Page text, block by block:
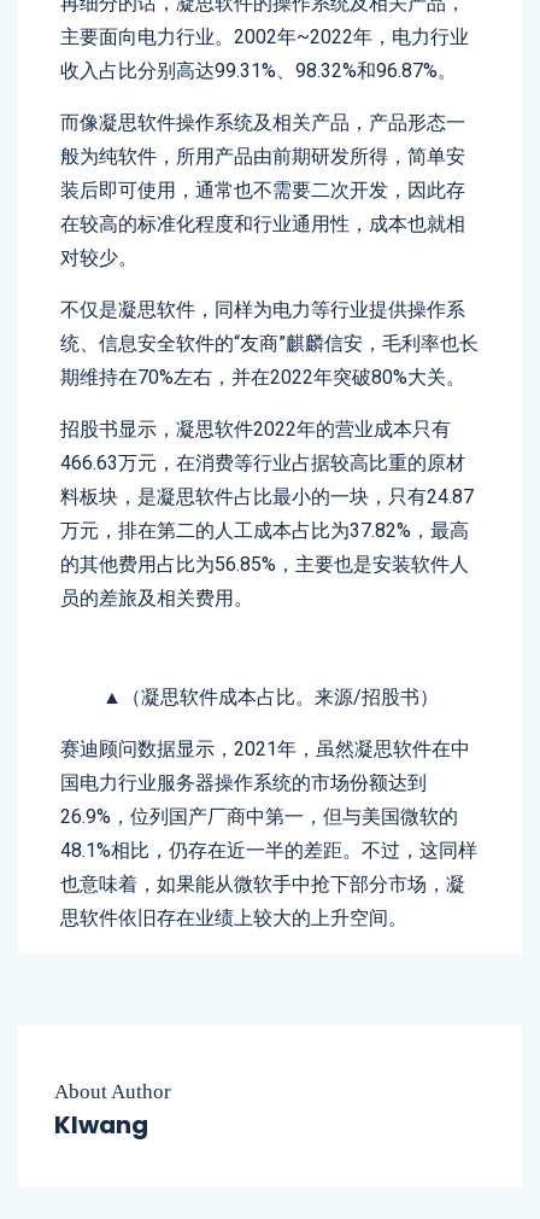
主要面向电力行业。2002年~2022年，电力行业
收入占比分别高达99.31%、98.32%和96.87%。
而像凝思软件操作系统及相关产品，产品形态一
般为纯软件，所用产品由前期研发所得，简单安
装后即可使用，通常也不需要二次开发，因此存
在较高的标准化程度和行业通用性，成本也就相
对较少。
不仅是凝思软件，同样为电力等行业提供操作系
统、信息安全软件的“友商”麒麟信安，毛利率也长
期维持在70%左右，并在2022年突破80%大关。
招股书显示，凝思软件2022年的营业成本只有
466.63万元，在消费等行业占据较高比重的原材
料板块，是凝思软件占比最小的一块，只有24.87
万元，排在第二的人工成本占比为37.82%，最高
的其他费用占比为56.85%，主要也是安装软件人
员的差旅及相关费用。
▲（凝思软件成本占比。来源/招股书）
赛迪顾问数据显示，2021年，虽然凝思软件在中
国电力行业服务器操作系统的市场份额达到
26.9%，位列国产厂商中第一，但与美国微软的
48.1%相比，仍存在近一半的差距。不过，这同样
也意味着，如果能从微软手中抢下部分市场，凝
思软件依旧存在业绩上较大的上升空间。
About Author
Klwang